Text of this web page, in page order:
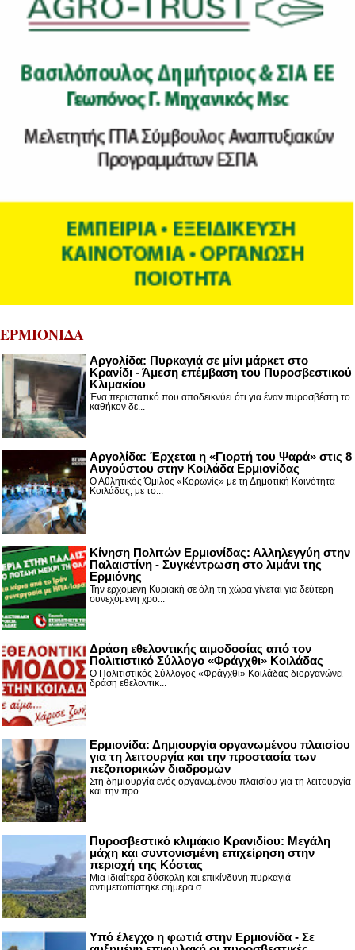
ΕΡΜΙΟΝΙΔΑ
Αργολίδα: Πυρκαγιά σε μίνι μάρκετ στο
Κρανίδι - Άμεση επέμβαση του Πυροσβεστικού
Κλιμακίου
Ένα περιστατικό που αποδεικνύει ότι για έναν πυροσβέστη το
καθήκον δε...
Αργολίδα: Έρχεται η «Γιορτή του Ψαρά» στις 8
Αυγούστου στην Κοιλάδα Ερμιονίδας
Ο Αθλητικός Όμιλος «Κορωνίς» με τη Δημοτική Κοινότητα
Κοιλάδας, με το...
Κίνηση Πολιτών Ερμιονίδας: Αλληλεγγύη στην
Παλαιστίνη - Συγκέντρωση στο λιμάνι της
Ερμιόνης
Την ερχόμενη Κυριακή σε όλη τη χώρα γίνεται για δεύτερη
συνεχόμενη χρο...
Δράση εθελοντικής αιμοδοσίας από τον
Πολιτιστικό Σύλλογο «Φράγχθι» Κοιλάδας
Ο Πολιτιστικός Σύλλογος «Φράγχθι» Κοιλάδας διοργανώνει
δράση εθελοντικ...
Ερμιονίδα: Δημιουργία οργανωμένου πλαισίου
για τη λειτουργία και την προστασία των
πεζοπορικών διαδρομών
Στη δημιουργία ενός οργανωμένου πλαισίου για τη λειτουργία
και την προ...
Πυροσβεστικό κλιμάκιο Κρανιδίου: Μεγάλη
μάχη και συντονισμένη επιχείρηση στην
περιοχή της Κόστας
Μια ιδιαίτερα δύσκολη και επικίνδυνη πυρκαγιά
αντιμετωπίστηκε σήμερα σ...
Υπό έλεγχο η φωτιά στην Ερμιονίδα - Σε